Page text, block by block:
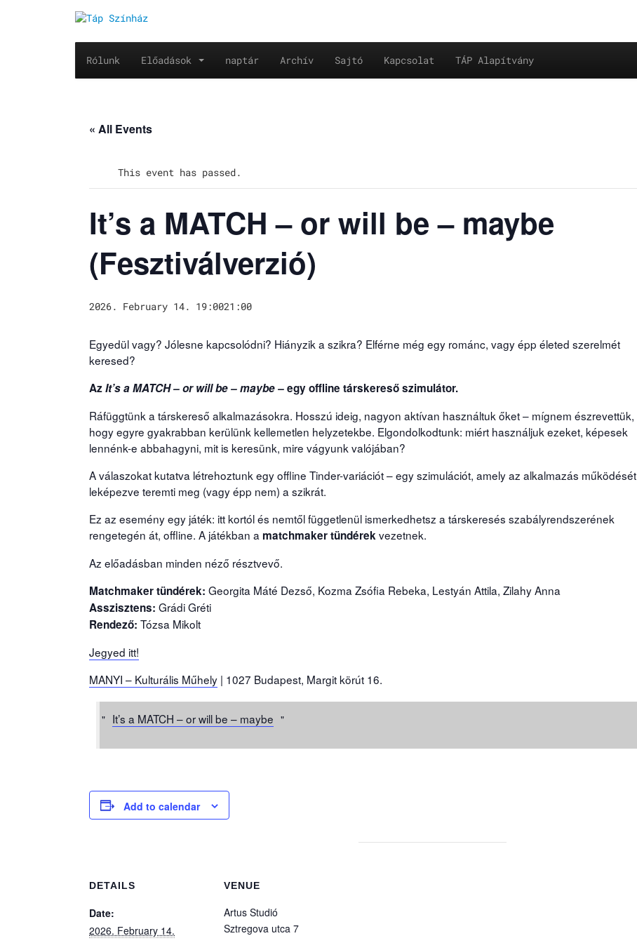
Rólunk Előadások naptár Archív Sajtó Kapcsolat TÁP Alapítvány
« All Events
This event has passed.
It’s a MATCH – or will be – maybe
(Fesztiválverzió)
2026. February 14. 19:0021:00
Egyedül vagy? Jólesne kapcsolódni? Hiányzik a szikra? Elférne még egy románc, vagy épp életed szerelmét
keresed?
AzIt’s a MATCH – or will be – maybe –egy offline társkereső szimulátor.
Ráfüggtünk a társkereső alkalmazásokra. Hosszú ideig, nagyon aktívan használtuk őket – mígnem észrevettük,
hogy egyre gyakrabban kerülünk kellemetlen helyzetekbe. Elgondolkodtunk: miért használjuk ezeket, képesek
lennénk-e abbahagyni, mit is keresünk, mire vágyunk valójában?
A válaszokat kutatva létrehoztunk egy offline Tinder-variációt – egy szimulációt, amely az alkalmazás működését
leképezve teremti meg (vagy épp nem) a szikrát.
Ez az esemény egy játék: itt kortól és nemtől függetlenül ismerkedhetsz a társkeresés szabályrendszerének
rengetegén át, offline. A játékban a matchmaker tündérekvezetnek.
Az előadásban minden néző résztvevő.
Matchmaker tündérek: Georgita Máté Dezső, Kozma Zsófia Rebeka, Lestyán Attila, Zilahy Anna
Asszisztens: Grádi Gréti
Rendező: Tózsa Mikolt
Jegyed itt!
MANYI – Kulturális Műhely | 1027 Budapest, Margit körút 16.
It’s a MATCH – or will be – maybe
Add to calendar
DETAILS
Date:
2026. February 14.
VENUE
Artus Studió
Sztregova utca 7